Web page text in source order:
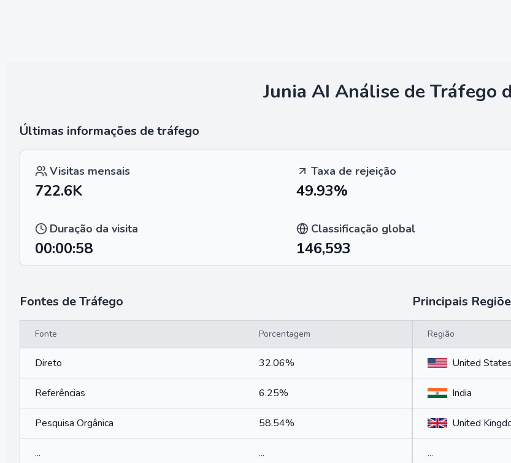
Junia AI Análise de Tráfego
Últimas informações de tráfego
Visitas mensais Taxa de rejeição
722.6K 49.93%
Duração da visita Classificação global
00:00:58 146,593
Fontes de Tráfego
Fonte Porcentagem
Direto 32.06%
Referências 6.25%
Pesquisa Orgânica 58.54%
... ...
Principais
Região
United States
India
United
...